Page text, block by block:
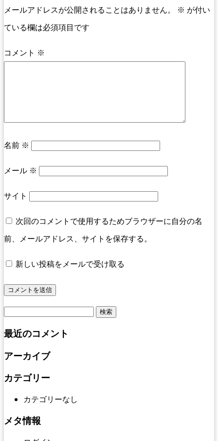
メールアドレスが公開されることはありません。 ※ が付い
ている欄は必須項目です
コメント ※
名前 ※
メール ※
サイト
次回のコメントで使用するためブラウザーに自分の名
前、メールアドレス、サイトを保存する。
新しい投稿をメールで受け取る
検
最近のコメント
アーカイブ
カテゴリー
カテゴリーなし
メタ情報